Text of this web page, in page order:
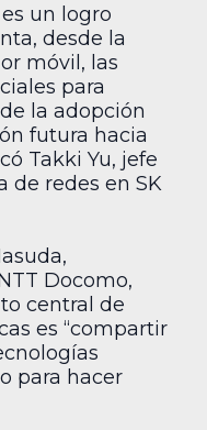
un logro
desde la
móvil, las
para
la adopción
futura hacia
Takki Yu, jefe
de redes en SK
Docomo,
central de
es “compartir
para hacer